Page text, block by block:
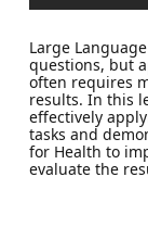
Large
questions, but
often requires
results. In this
effectively
tasks and
for Health to
evaluate the